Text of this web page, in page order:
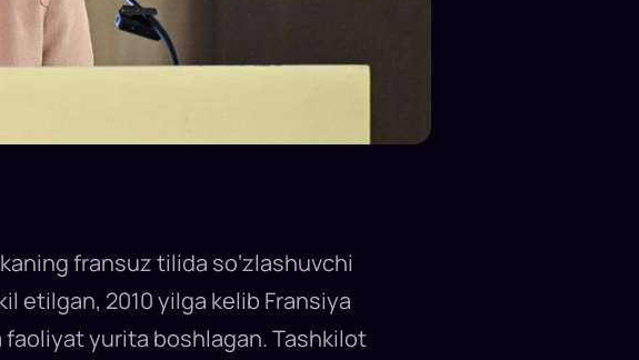
fransuz tilida so‘zlashuvchi
etilgan, 2010 yilga kelib Fransiya
yurita boshlagan. Tashkilot